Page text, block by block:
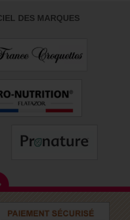
DES MARQUES